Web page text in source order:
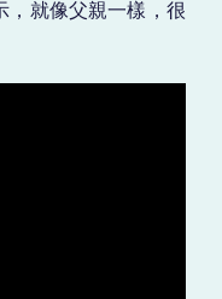
就像父親一樣，很